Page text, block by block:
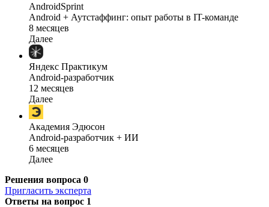
AndroidSprint
Android + Аутстаффинг: опыт работы в IT-команде
8 месяцев
Далее
Яндекс Практикум
Android-разработчик
12 месяцев
Далее
Академия Эдюсон
Android-разработчик + ИИ
6 месяцев
Далее
Решения вопроса 0
Пригласить эксперта
Ответы на вопрос 1